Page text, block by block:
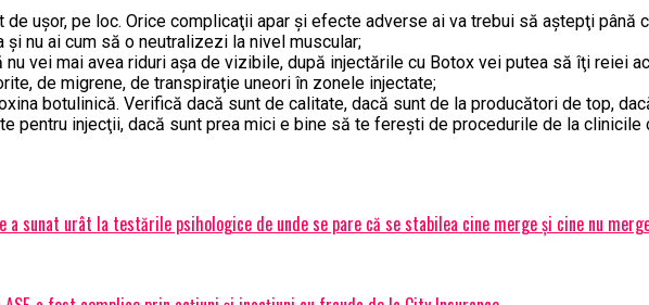
uşor, pe loc. Orice complicaţii apar şi efecte adverse ai va trebui să aştepţi până
nu ai cum să o neutralizezi la nivel muscular;
vei mai avea riduri aşa de vizibile, după injectările cu Botox vei putea să îţi reiei
de migrene, de transpiraţie uneori în zonele injectate;
botulinică. Verifică dacă sunt de calitate, dacă sunt de la producători de top,
pentru injecţii, dacă sunt prea mici e bine să te fereşti de procedurile de la clinicile
a sunat urât la testările psihologice de unde se pare că se stabilea cine merge și cine nu